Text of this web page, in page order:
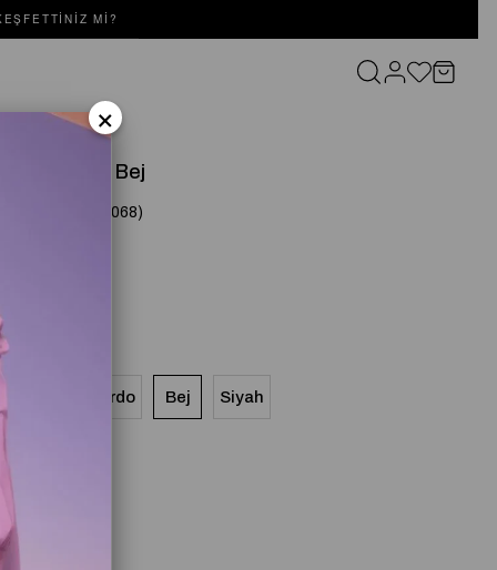
MI?
ELBİSE Bej
(SD261052030068)
Bordo Bej Siyah
×